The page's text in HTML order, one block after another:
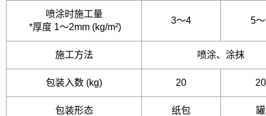
喷涂时施工量
*厚度 1～2mm (kg/m²)
3～4 5
施工方法 喷涂、 涂抹
包装入数 (kg) 20 20
包装形态 纸包 罐